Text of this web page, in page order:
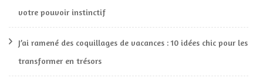
votre pouvoir instinctif
J’ai ramené des coquillages de vacances : 10 idées chic pour les
transformer en trésors